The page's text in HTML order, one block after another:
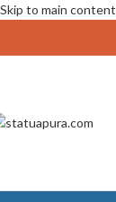
Skip to main content